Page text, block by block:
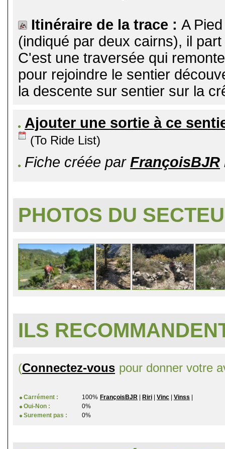
Itinéraire de la trace : A
(indiqué par deux cairns), il
C'est une traversée qui
pour rejoindre le sentier
la descente sur sentier sur la
Ajouter une sortie à ce
(To Ride List)
Fiche créée par FrançoisBJR
PHOTOS DU
ILS
(Connectez-vous pour donner votre
Carrément : 100% FrançoisBJR Riri Vinc Vinss
Oui-Non :
0%
Surement pas :
0%